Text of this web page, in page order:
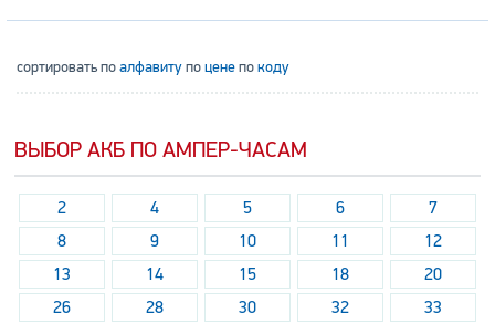
сортировать поалфавитупоценепокоду
ВЫБОР АКБ ПО АМПЕР-ЧАСАМ
2 4 5 6
7
8
9 10 11
12
13
14 15 18
20
26
28 30 32
33